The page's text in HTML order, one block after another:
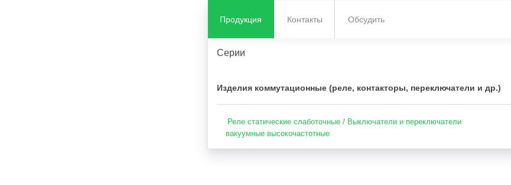
Продукция Контакты Обсудить
Серии
Изделия коммутационные (реле, контакторы, переключатели и др.)
Реле статические слаботочные / Выключатели и переключатели
вакуумные высокочастотные